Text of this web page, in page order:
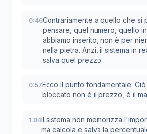
0:46Contrariamente a quello che si
pensare, quel numero, quello
abbiamo inserito, non è per
nella pietra. Anzi, il sistema in
salva quel prezzo.
0:57Ecco il punto fondamentale.
bloccato non è il prezzo, è il
1:04Il sistema non memorizza
ma calcola e salva la